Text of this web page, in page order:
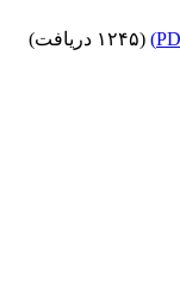
(۱۲۴۵ دریافت)